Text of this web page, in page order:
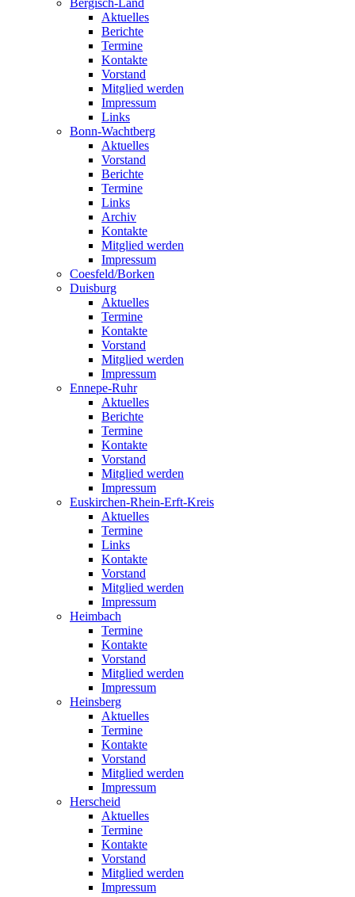
Bergisch-Land
Aktuelles
Berichte
Termine
Kontakte
Vorstand
Mitglied werden
Impressum
Links
Bonn-Wachtberg
Aktuelles
Vorstand
Berichte
Termine
Links
Archiv
Kontakte
Mitglied werden
Impressum
Coesfeld/Borken
Duisburg
Aktuelles
Termine
Kontakte
Vorstand
Mitglied werden
Impressum
Ennepe-Ruhr
Aktuelles
Berichte
Termine
Kontakte
Vorstand
Mitglied werden
Impressum
Euskirchen-Rhein-Erft-Kreis
Aktuelles
Termine
Links
Kontakte
Vorstand
Mitglied werden
Impressum
Heimbach
Termine
Kontakte
Vorstand
Mitglied werden
Impressum
Heinsberg
Aktuelles
Termine
Kontakte
Vorstand
Mitglied werden
Impressum
Herscheid
Aktuelles
Termine
Kontakte
Vorstand
Mitglied werden
Impressum